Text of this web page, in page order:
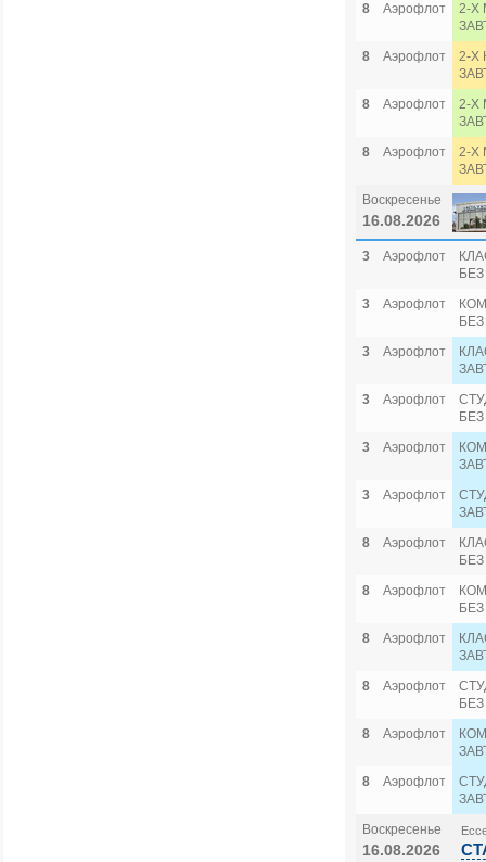
8
Аэрофлот
2-Х
8
Аэрофлот
2-Х
8
Аэрофлот
2-Х
8
Аэрофлот
2-Х
Воскресенье
16.08.2026
3 Аэрофлот
3
Аэрофлот
3
Аэрофлот
3
Аэрофлот
3
Аэрофлот
3
Аэрофлот
8
Аэрофлот
8
Аэрофлот
8
Аэрофлот
8
Аэрофлот
8
Аэрофлот
8
Аэрофлот
Воскресенье
16.08.2026